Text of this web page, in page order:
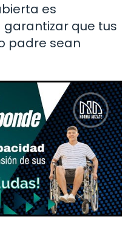
es
que tus
padre sean